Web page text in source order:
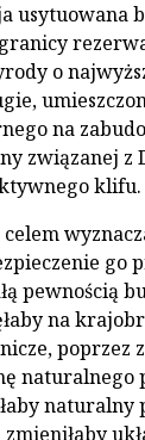
usytuowana
o
na
związanej z
klifu.
go
pewnością
na
poprzez
naturalnego
naturalny